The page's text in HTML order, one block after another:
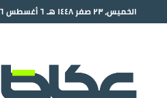
الخميس، ٢٣ صفر ١٤٤٨ هـ ٦ أغسطس ٢٠٢٦ م